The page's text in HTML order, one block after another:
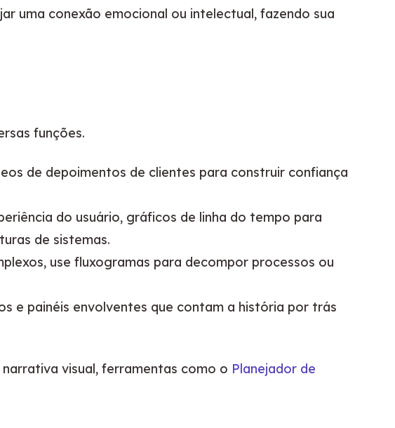
uma conexão emocional ou intelectual, fazendo sua
funções.
de depoimentos de clientes para construir confiança
do usuário, gráficos de linha do tempo para
de sistemas.
use fluxogramas para decompor processos ou
e painéis envolventes que contam a história por trás
visual, ferramentas como o Planejador de